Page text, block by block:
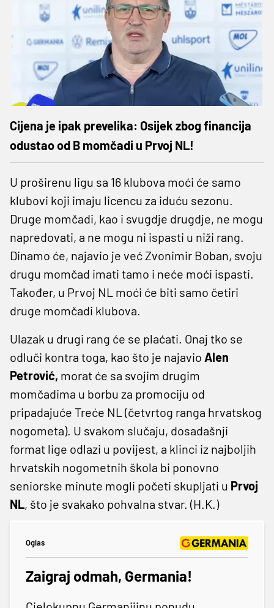
Cijena je ipak prevelika: Osijek zbog financija
odustao od B momčadi u Prvoj NL!
U proširenu ligu sa 16 klubova moći će samo
klubovi koji imaju licencu za iduću sezonu.
Druge momčadi, kao i svugdje drugdje, ne mogu
napredovati, a ne mogu ni ispasti u niži rang.
Dinamo će, najavio je već Zvonimir Boban, svoju
drugu momčad imati tamo i neće moći ispasti.
Također, u Prvoj NL moći će biti samo četiri
druge momčadi klubova.
Ulazak u drugi rang će se plaćati. Onaj tko se
odluči kontra toga, kao što je najavio Alen
Petrović, morat će sa svojim drugim
momčadima u borbu za promociju od
pripadajuće Treće NL (četvrtog ranga hrvatskog
nogometa). U svakom slučaju, dosadašnji
format lige odlazi u povijest, a klinci iz najboljih
hrvatskih nogometnih škola bi ponovno
seniorske minute mogli početi skupljati u Prvoj
NL, što je svakako pohvalna stvar. (H.K.)
Oglas
Zaigraj odmah, Germania!